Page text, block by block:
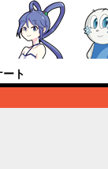
ト